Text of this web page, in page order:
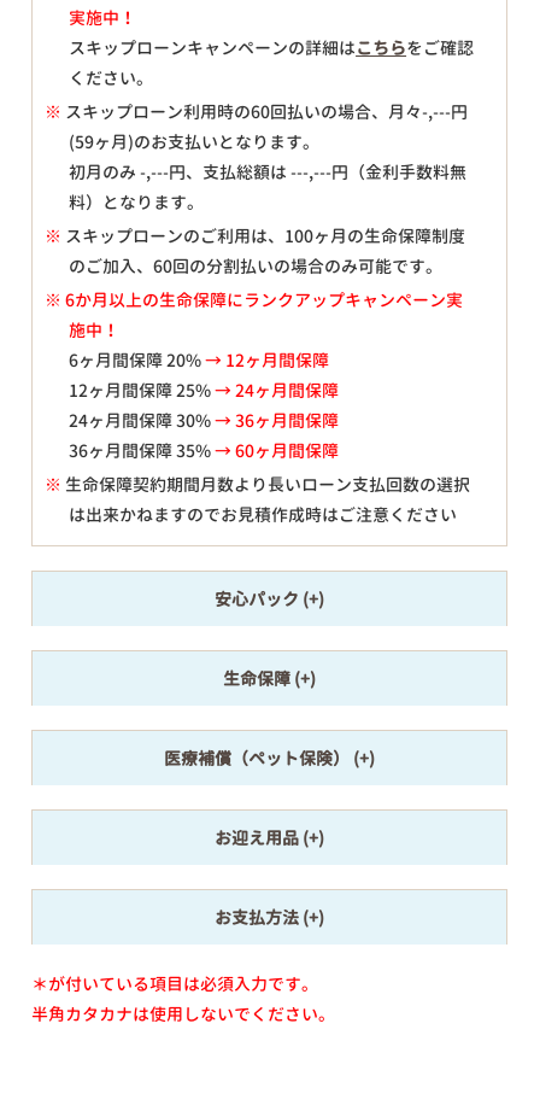
実施中！
スキップローンキャンペーンの詳細はこちらをご確認
ください。
※ スキップローン利用時の60回払いの場合、月々-,---円
(59ヶ月)のお支払いとなります。
初月のみ-,---円、支払総額は---,---円（金利手数料無
料）となります。
※ スキップローンのご利用は、100ヶ月の生命保障制度
のご加入、60回の分割払いの場合のみ可能です。
※ 6か月以上の生命保障にランクアップキャンペーン実
施中！
6ヶ月間保障 20%→ 12ヶ月間保障
12ヶ月間保障 25%→ 24ヶ月間保障
24ヶ月間保障 30%→ 36ヶ月間保障
36ヶ月間保障 35%→ 60ヶ月間保障
※ 生命保障契約期間月数より長いローン支払回数の選択
は出来かねますのでお見積作成時はご注意ください
安心パック
生命保障
医療補償（ペット保険）
お迎え用品
お支払方法
＊が付いている項目は必須入力です。
半角カタカナは使用しないでください。